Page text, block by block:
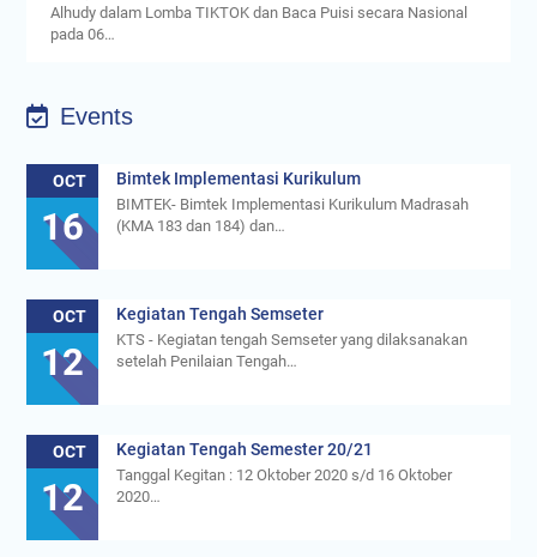
Alhudy dalam Lomba TIKTOK dan Baca Puisi secara Nasional
pada 06…
Events
OCT
16
Bimtek Implementasi Kurikulum
BIMTEK- Bimtek Implementasi Kurikulum Madrasah
(KMA 183 dan 184) dan…
OCT
12
Kegiatan Tengah Semseter
KTS - Kegiatan tengah Semseter yang dilaksanakan
setelah Penilaian Tengah…
OCT
12
Kegiatan Tengah Semester 20/21
Tanggal Kegitan : 12 Oktober 2020 s/d 16 Oktober
2020…